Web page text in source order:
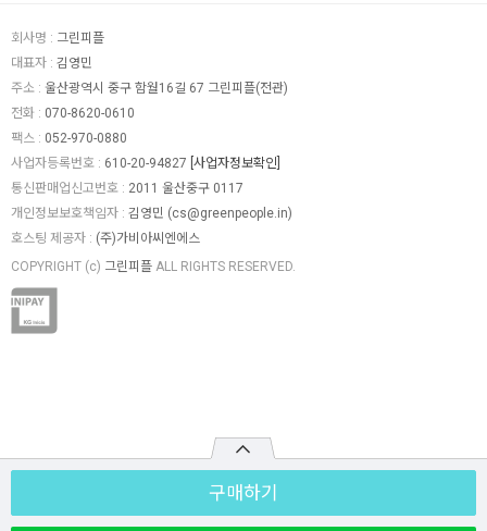
구매하기
관련상품
(400개X3박스)
★썸머세일★ 혼합브
랜드 로스트볼 (400개/
박스)
스) 골프연습장볼/